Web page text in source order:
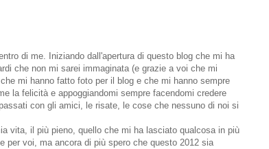
di me. Iniziando dall'apertura di questo blog che mi ha
che non mi sarei immaginata (e grazie a voi che mi
mi hanno fatto foto per il blog e che mi hanno sempre
la felicità e appoggiandomi sempre facendomi credere
con gli amici, le risate, le cose che nessuno di noi si
vita, il più pieno, quello che mi ha lasciato qualcosa in più
per voi, ma ancora di più spero che questo 2012 sia